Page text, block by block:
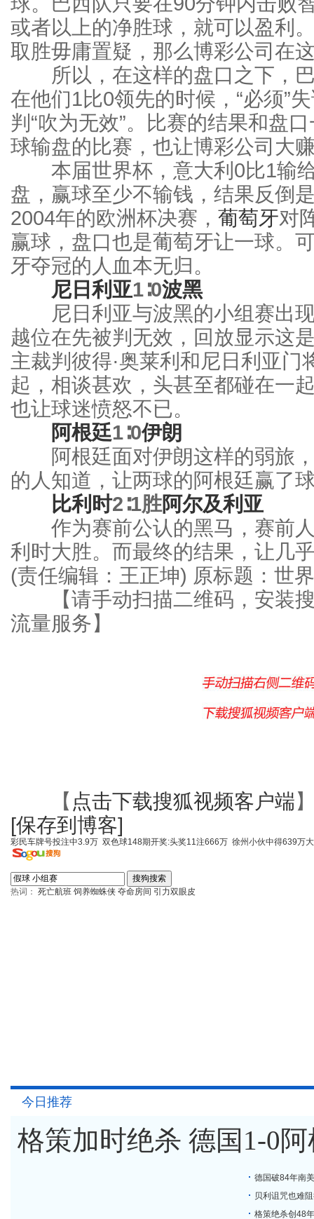
或者以上的净胜球，就可以盈利
取胜毋庸置疑，那么博彩公司在
所以，在这样的盘口之下，巴
在他们1比0领先的时候，“必须”
判“吹为无效”。比赛的结果和盘
球输盘的比赛，也让博彩公司大
本届世界杯，意大利0比1输
盘，赢球至少不输钱，结果反倒
2004年的欧洲杯决赛， 葡萄牙对
赢球，盘口也是葡萄牙让一球。
牙夺冠的人血本无归。
尼日利亚1∶0波黑
尼日利亚与波黑的小组赛出现
越位在先被判无效，回放显示这
主裁判彼得·奥莱利和尼日利亚
起，相谈甚欢，头甚至都碰在一
也让球迷愤怒不已。
阿根廷1∶0伊朗
阿根廷面对伊朗这样的弱旅，
的人知道，让两球的阿根廷赢了
比利时2∶1胜阿尔及利亚
作为赛前公认的黑马，赛前人
利时大胜。而最终的结果，让几
(责任编辑：王正坤) 原标题：世
【请手动扫描二维码，安装搜
流量服务】
【 点击下载搜狐视频客户端
[保存到博客]
彩民车牌号投注中3.9万 双色球148期开奖:头奖11注666万 徐州小伙中得639万
热词： 死亡航班 饲养蜘蛛侠 夺命房间 引力双眼皮
今日推荐
格策加时绝杀 德国1-0
德国破84年南
贝利诅咒也难
格策绝杀创48